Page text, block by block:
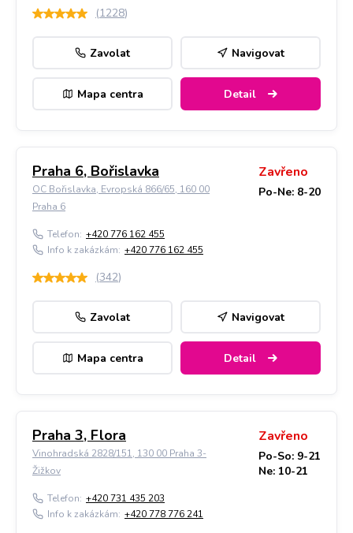
(1228)
Zavolat Navigovat
Mapa centra Detail
Praha 6, Bořislavka
OC Bořislavka, Evropská 866/65, 160 00
Praha 6
Zavřeno
Po-Ne: 8-20
Telefon: +420 776 162 455
Info k zakázkám: +420 776 162 455
(342)
Zavolat Navigovat
Mapa centra Detail
Praha 3, Flora
Vinohradská 2828/151, 130 00 Praha 3-
Žižkov
Zavřeno
Po-So: 9-21
Ne: 10-21
Telefon: +420 731 435 203
Info k zakázkám: +420 778 776 241